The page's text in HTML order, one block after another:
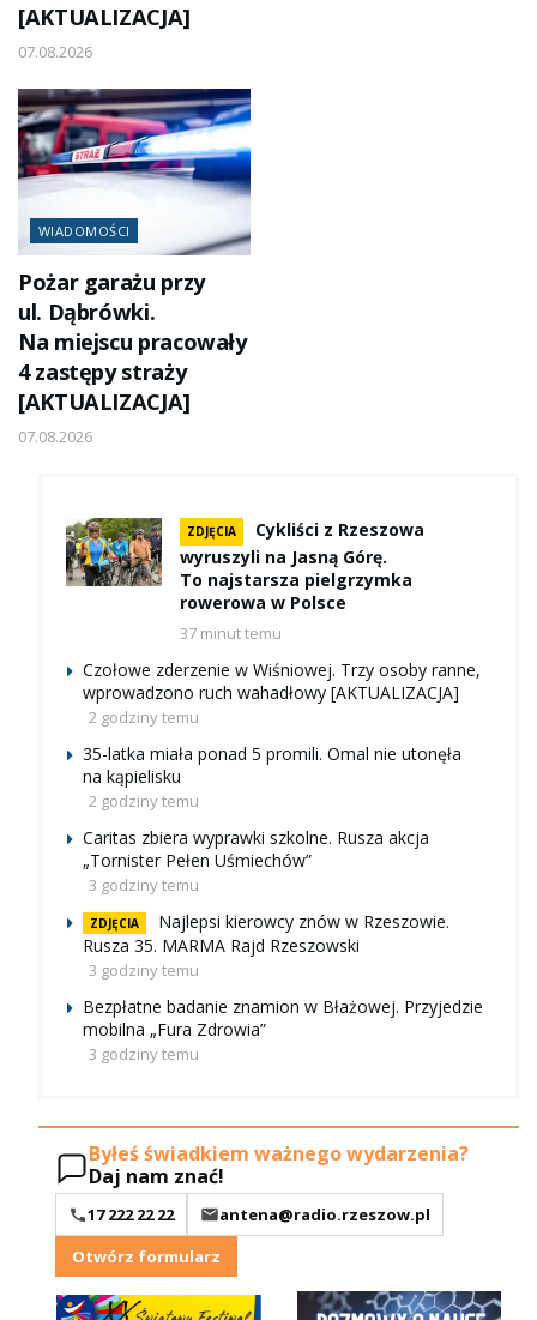
[AKTUALIZACJA]
07.08.2026
WIADOMOŚCI
Pożar garażu przy
ul. Dąbrówki.
Na miejscu pracowały
4 zastępy straży
[AKTUALIZACJA]
07.08.2026
ZDJĘCIA
Cykliści z Rzeszowa
wyruszyli na Jasną Górę.
To najstarsza pielgrzymka
rowerowa w Polsce
37 minut temu
Czołowe zderzenie w Wiśniowej. Trzy osoby ranne,
wprowadzono ruch wahadłowy [AKTUALIZACJA]
2 godziny temu
35-latka miała ponad 5 promili. Omal nie utonęła
na kąpielisku
2 godziny temu
Caritas zbiera wyprawki szkolne. Rusza akcja
„Tornister Pełen Uśmiechów”
3 godziny temu
ZDJĘCIA
Najlepsi kierowcy znów w Rzeszowie.
Rusza 35. MARMA Rajd Rzeszowski
3 godziny temu
Bezpłatne badanie znamion w Błażowej. Przyjedzie
mobilna „Fura Zdrowia”
3 godziny temu
Byłeś świadkiem ważnego wydarzenia?
Daj nam znać!
17 222 22 22
antena@radio.rzeszow.pl
Otwórz formularz